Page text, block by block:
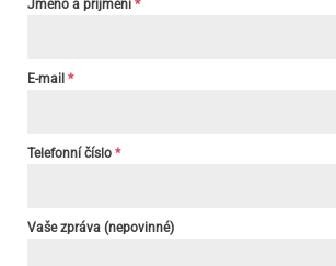
Jméno a příjmení*
E-mail *
Telefonní číslo *
Vaše zpráva (nepovinné)